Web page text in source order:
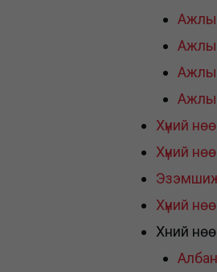
Хүний
Хүний
Эзэмшиж
Хүний
Хүний